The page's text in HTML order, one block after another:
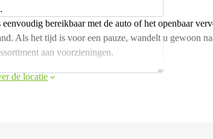
eenvoudig bereikbaar met de auto of het openbaar
Als het tijd is voor een pauze, wandelt u gewoon
aan voorzieningen.
de locatie